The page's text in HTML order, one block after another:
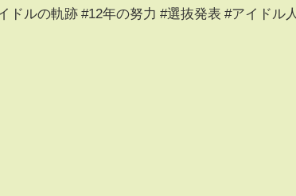
ドルの軌跡 #12年の努力 #選抜発表 #アイドル人